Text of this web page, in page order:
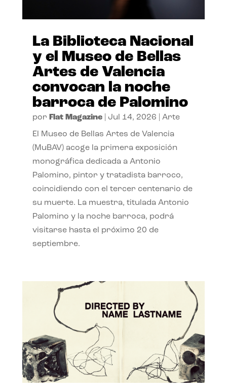
La Biblioteca Nacional
y el Museo de Bellas
Artes de Valencia
convocan la noche
barroca de Palomino
por Flat Magazine| Jul 14, 2026 Arte
El Museo de Bellas Artes de Valencia
(MuBAV) acoge la primera exposición
monográfica dedicada a Antonio
Palomino, pintor y tratadista barroco,
coincidiendo con el tercer centenario de
su muerte. La muestra, titulada Antonio
Palomino y la noche barroca, podrá
visitarse hasta el próximo 20 de
septiembre.